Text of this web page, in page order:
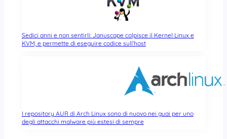
Sedici anni e non sentirli: Januscape colpisce il Kernel Linux e
KVM, e permette di eseguire codice sull’host
I repository AUR di Arch Linux sono di nuovo nei guai per uno
degli attacchi malware più estesi di sempre